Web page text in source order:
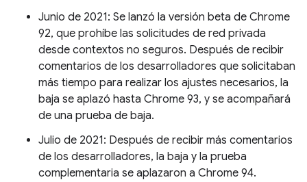
Junio de 2021: Se lanzó la versión beta de Chrome
92, que prohíbe las solicitudes de red privada
desde contextos no seguros. Después de recibir
comentarios de los desarrolladores que solicitaban
más tiempo para realizar los ajustes necesarios, la
baja se aplazó hasta Chrome 93, y se acompañará
de una prueba de baja.
Julio de 2021: Después de recibir más comentarios
de los desarrolladores, la baja y la prueba
complementaria se aplazaron a Chrome 94.